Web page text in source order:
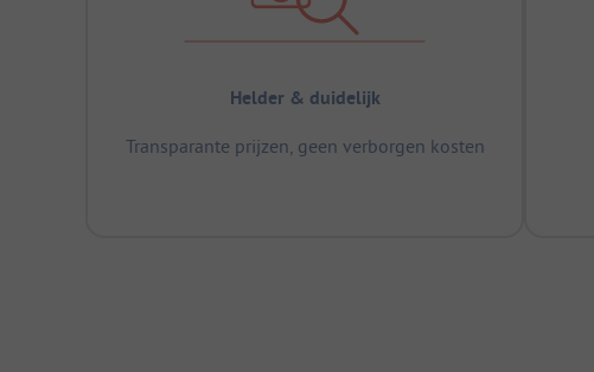
Helder & duidelijk
Transparante prijzen, geen verborgen kosten